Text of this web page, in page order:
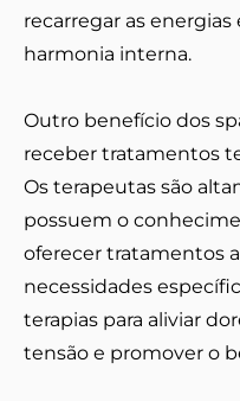
recarregar as
harmonia interna.
Outro benefício dos
receber tratamentos
Os terapeutas são
possuem o
oferecer tratamentos
necessidades
terapias para aliviar
tensão e promover o